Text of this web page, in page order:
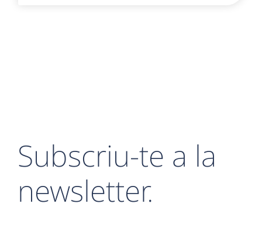
Subscriu-te a la
newsletter.